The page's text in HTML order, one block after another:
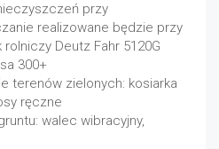
przy
realizowane będzie przy
Deutz Fahr 5120G
300+
terenów zielonych: kosiarka
ręczne
walec wibracyjny,